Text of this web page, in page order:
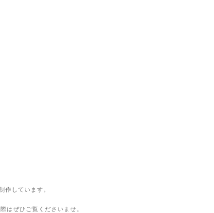
作しています。
はぜひご覧くださいませ。